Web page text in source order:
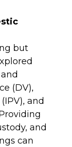
but
(DV),
and
and
can